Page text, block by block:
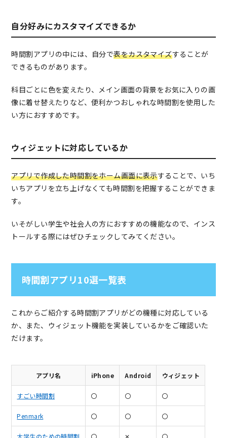
自分好みにカスタマイズできるか
時間割アプリの中には、自分で表をカスタマイズすることが
できるものがあります。
科目ごとに色を変えたり、メイン画面の背景をお気に入りの画
像に着せ替えたりなど、便利かつおしゃれな時間割を使用した
い方におすすめです。
ウィジェットに対応しているか
アプリで作成した時間割をホーム画面に表示することで、いち
いちアプリを立ち上げなくても時間割を把握することができま
す。
いそがしい学生や社会人の方におすすめの機能なので、インス
トールする際にはぜひチェックしてみてください。
時間割アプリ10選一覧表
これからご紹介する時間割アプリがどの機種に対応している
か、また、ウィジェット機能を実装しているかをご確認いた
だけます。
アプリ名 iPhone Android ウィジェット
すごい時間割 〇 〇 〇
Penmark 〇 〇 〇